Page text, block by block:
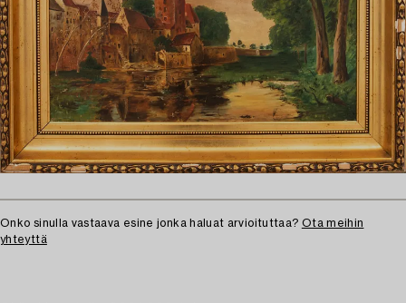
Onko sinulla vastaava esine jonka haluat arvioituttaa? Ota meihin
yhteyttä